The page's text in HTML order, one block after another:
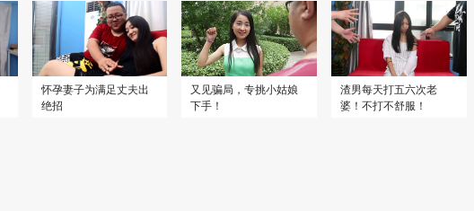
怀孕妻子为满足丈夫出
绝招
又见骗局，专挑小姑娘
下手！
渣男每天打五六次老
婆！不打不舒服！